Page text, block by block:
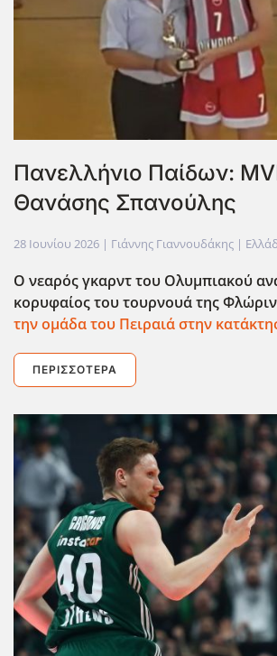
Πανελλήνιο Παίδων:
Θανάσης Σπανούλης
28 Ιουνίου 2026 | Γιάννης Γιαννουδάκης |
Ο νεαρός γκαρντ του Ολυμπιακού
κορυφαίος του τουρνουά της
την ομάδα του Πειραιά στην
ΠΕΡΙΣΣΌΤΕΡΑ